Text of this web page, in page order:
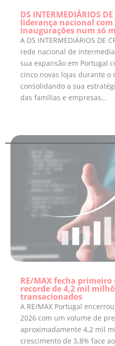
DS INTERMEDIÁRIOS
liderança nacional com
inaugurações num só
A DS INTERMEDIÁRIOS DE
rede nacional de
sua expansão em Portugal
cinco novas lojas durante o
consolidando a sua
das famílias e empresas...
RE/MAX fecha primeiro
recorde de 4,2 mil
transacionados
A RE/MAX Portugal
2026 com um volume de
aproximadamente 4,2 mil
crescimento de 3,8% face